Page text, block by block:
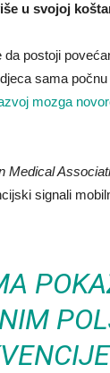
u svojoj
postoji
sama
mozga
Medical
signali